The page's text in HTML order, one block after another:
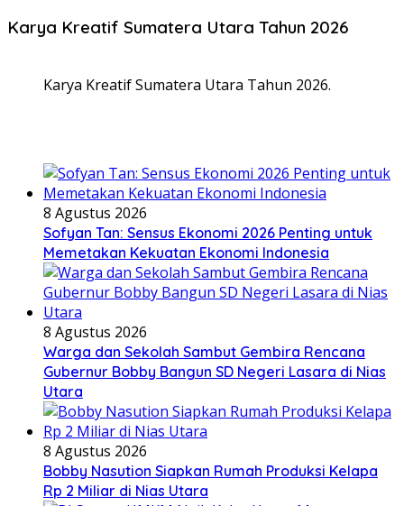
Karya Kreatif Sumatera Utara Tahun 2026
Karya Kreatif Sumatera Utara Tahun 2026.
8 Agustus 2026
Sofyan Tan: Sensus Ekonomi 2026 Penting untuk
Memetakan Kekuatan Ekonomi Indonesia
8 Agustus 2026
Warga dan Sekolah Sambut Gembira Rencana
Gubernur Bobby Bangun SD Negeri Lasara di Nias
Utara
8 Agustus 2026
Bobby Nasution Siapkan Rumah Produksi Kelapa
Rp 2 Miliar di Nias Utara